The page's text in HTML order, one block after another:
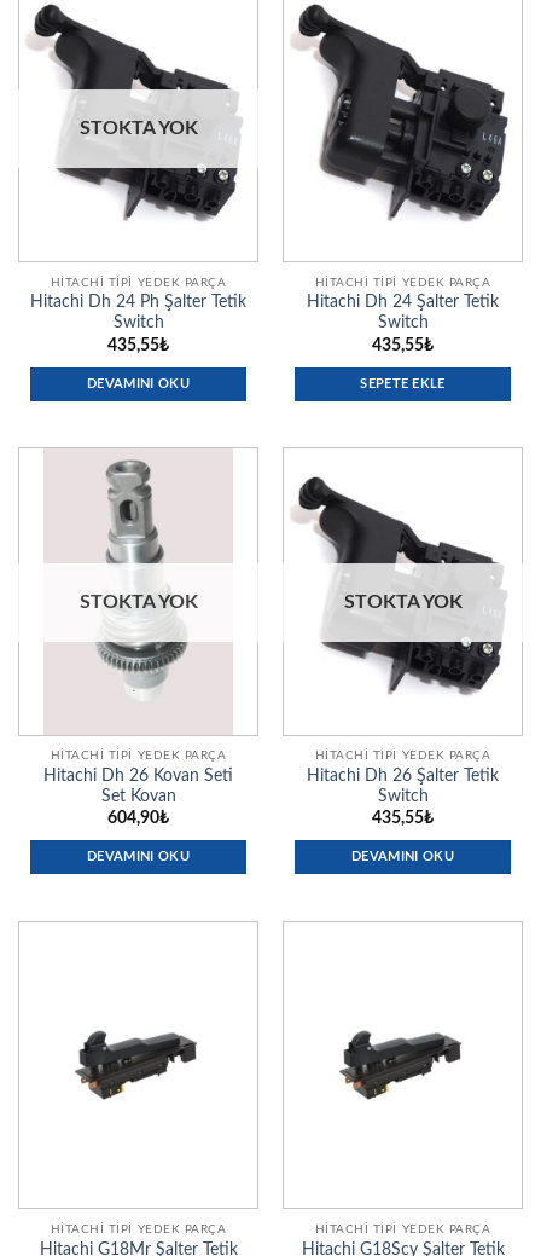
STOKTA YOK
HITACHI TIPI YEDEK PARÇA
Hitachi Dh 24 Ph Şalter Tetik
Switch
435,55₺
DEVAMINI OKU
HITACHI TIPI YEDEK PARÇA
Hitachi Dh 24 Şalter Tetik
Switch
435,55₺
SEPETE EKLE
STOKTA YOK
HITACHI TIPI YEDEK PARÇA
Hitachi Dh 26 Kovan Seti
Set Kovan
604,90₺
DEVAMINI OKU
STOKTA YOK
HITACHI TIPI YEDEK PARÇA
Hitachi Dh 26 Şalter Tetik
Switch
435,55₺
DEVAMINI OKU
HITACHI TIPI YEDEK PARÇA
Hitachi G18Mr Şalter Tetik
HITACHI TIPI YEDEK PARÇA
Hitachi G18Scy Şalter Tetik